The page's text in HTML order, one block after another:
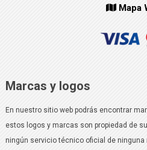
Mapa
Marcas y logos
En nuestro sitio web podrás encontrar
estos logos y marcas son propiedad de
ningún servicio técnico oficial de